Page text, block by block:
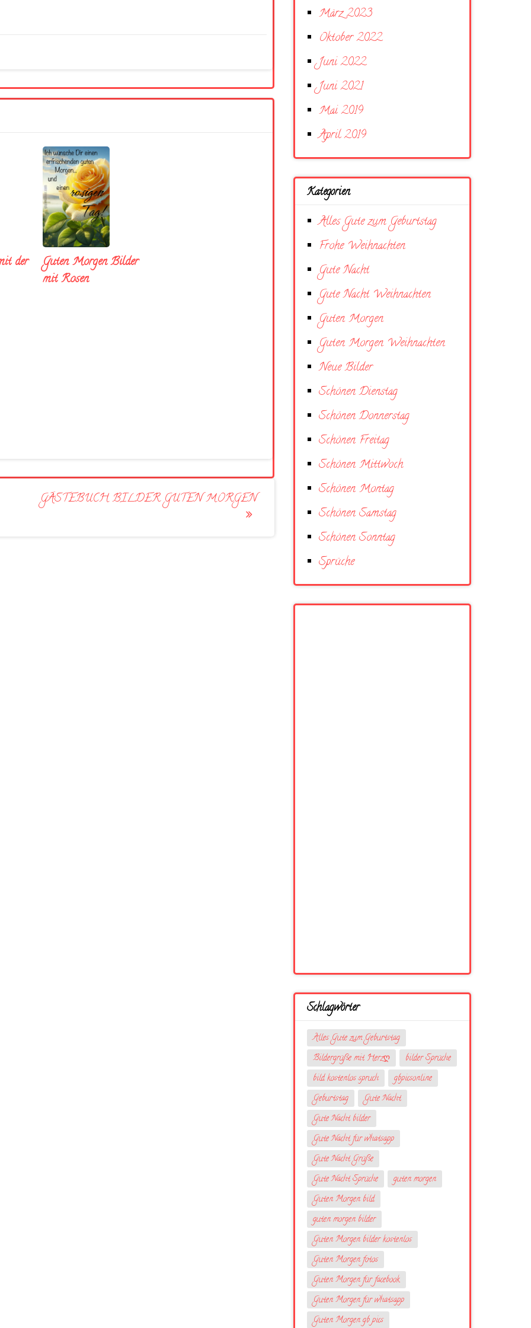
der
Guten Morgen Bilder
mit Rosen
GÄSTEBUCH BILDER GUTEN MORGEN
März 2023
Oktober 2022
Juni 2022
Juni 2021
Mai 2019
April 2019
Kategorien
Alles Gute zum Geburtstag
Frohe Weihnachten
Gute Nacht
Gute Nacht Weihnachten
Guten Morgen
Guten Morgen Weihnachten
Neue Bilder
Schönen Dienstag
Schönen Donnerstag
Schönen Freitag
Schönen Mittwoch
Schönen Montag
Schönen Samstag
Schönen Sonntag
Sprüche
Schlagwörter
Alles Gute zum Geburtstag
Bildergrüße mit Herzღ
bilder Sprüche
bild kostenlos spruch
gbpicsonline
Geburtstag
Gute Nacht
Gute Nacht bilder
Gute Nacht für whatsapp
Gute Nacht Grüße
Gute Nacht Sprüche
guten morgen
Guten Morgen bild
guten morgen bilder
Guten Morgen bilder kostenlos
Guten Morgen fotos
Guten Morgen für facebook
Guten Morgen für whatsapp
Guten Morgen gb pics